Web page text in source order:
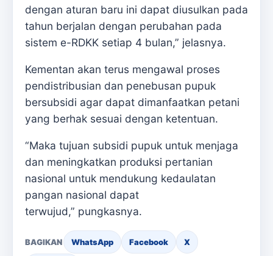
dengan aturan baru ini dapat diusulkan pada
tahun berjalan dengan perubahan pada
sistem e-RDKK setiap 4 bulan,” jelasnya.
Kementan akan terus mengawal proses
pendistribusian dan penebusan pupuk
bersubsidi agar dapat dimanfaatkan petani
yang berhak sesuai dengan ketentuan.
“Maka tujuan subsidi pupuk untuk menjaga
dan meningkatkan produksi pertanian
nasional untuk mendukung kedaulatan
pangan nasional dapat
terwujud,” pungkasnya.
BAGIKAN WhatsApp Facebook X